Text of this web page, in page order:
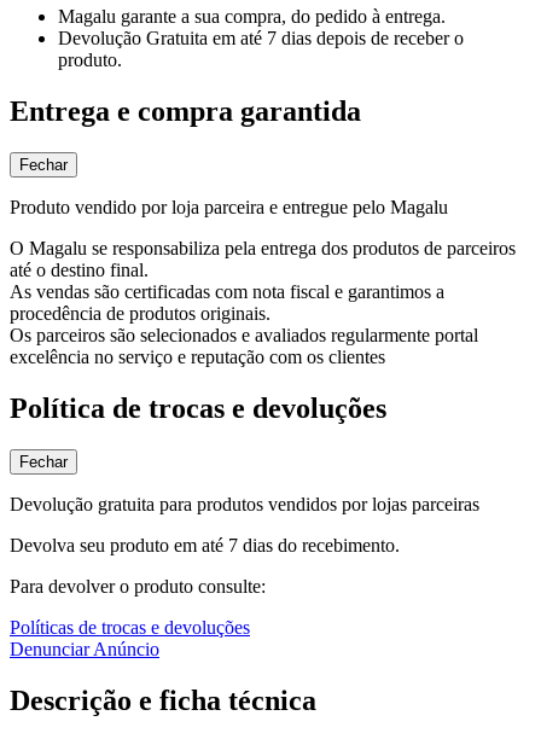
Magalu garante a sua compra, do pedido à entrega.
Devolução Gratuita em até 7 dias depois de receber o
produto.
Entrega e compra garantida
Fechar
Produto vendido por loja parceira e entregue pelo Magalu
O Magalu se responsabiliza pela entrega dos produtos de parceiros
até o destino final.
As vendas são certificadas com nota fiscal e garantimos a
procedência de produtos originais.
Os parceiros são selecionados e avaliados regularmente portal
excelência no serviço e reputação com os clientes
Política de trocas e devoluções
Fechar
Devolução gratuita para produtos vendidos por lojas parceiras
Devolva seu produto em até 7 dias do recebimento.
Para devolver o produto consulte:
Políticas de trocas e devoluções
Denunciar Anúncio
Descrição e ficha técnica